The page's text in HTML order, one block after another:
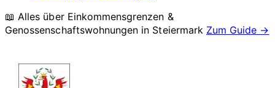
📖 Alles über Einkommensgrenzen &
Genossenschaftswohnungen in Steiermark Zum Guide →